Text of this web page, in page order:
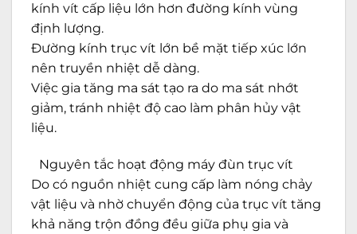
kính vít cấp liệu lớn hơn đường kính vùng
định lượng.
Đường kính trục vít lớn bề mặt tiếp xúc lớn
nên truyền nhiệt dễ dàng.
Việc gia tăng ma sát tạo ra do ma sát nhớt
giảm, tránh nhiệt độ cao làm phân hủy vật
liệu.
Nguyên tắc hoạt động máy đùn trục vít
Do có nguồn nhiệt cung cấp làm nóng chảy
vật liệu và nhờ chuyển động của trục vít tăng
khả năng trộn đồng đều giữa phụ gia và